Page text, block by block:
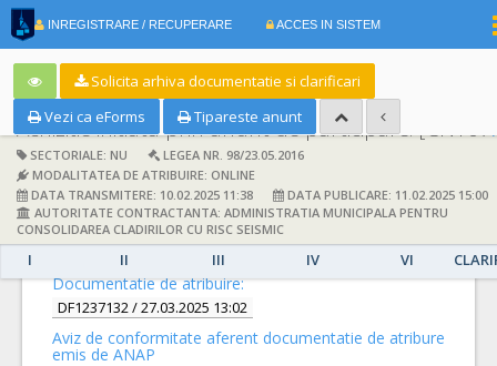
INREGISTRARE / RECUPERARE ACCES IN SISTEM
Solicita arhiva documentatie si clarificari
Vezi ca eForms
Tipareste anunt
Achizitie initiata prin anunt de participare:[CN1077767] -
SECTORIALE: NU
LEGEA NR. 98/23.05.2016
MODALITATEA DE ATRIBUIRE: ONLINE
DATA TRANSMITERE: 10.02.2025 11:38
DATA PUBLICARE: 11.02.2025 15:00
AUTORITATE CONTRACTANTA: ADMINISTRATIA MUNICIPALA PENTRU
CONSOLIDAREA CLADIRILOR CU RISC SEISMIC
I II III IV VI
DETALII
Documentatie de atribuire:
DF1237132/ 27.03.2025 13:02
Aviz de conformitate aferent documentatie de atribure
emis de ANAP